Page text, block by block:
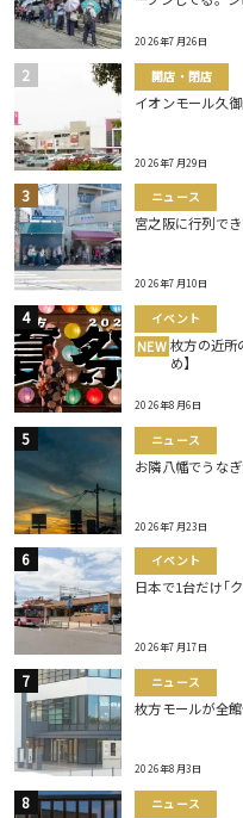
2026年7月26日
開店・閉店
イオンモール久
2026年7月29日
ニュース
宮之阪に行列で
2026年7月10日
イベント
NEW 枚方の近所
め】
2026年8月6日
ニュース
お隣八幡でうな
2026年7月23日
イベント
日本で1台だけ｢
2026年7月17日
ニュース
枚方モールが全
2026年8月3日
ニュース